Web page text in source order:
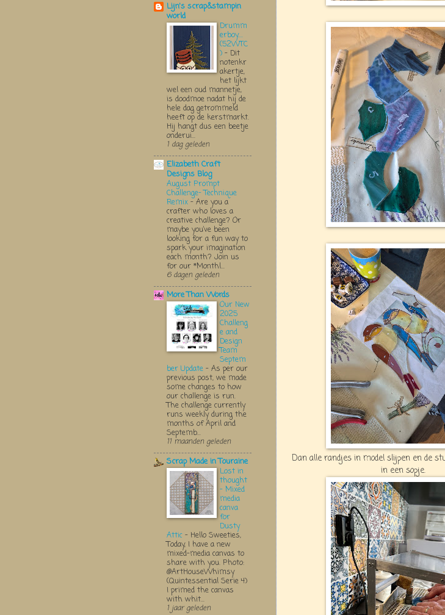
Dan alle randjes in model slijpen en de
in een sopje.
Lijn's scrap&stampin
world
Drumm
erboy....
(52WTC
) - Dit
notenkr
akertje,
het lijkt
wel een oud mannetje,
is doodmoe nadat hij de
hele dag getrommeld
heeft op de kerstmarkt.
Hij hangt dus een beetje
onderui...
1 dag geleden
Elizabeth Craft
Designs Blog
August Prompt
Challenge- Technique
Remix - Are you a
crafter who loves a
creative challenge? Or
maybe you’ve been
looking for a fun way to
spark your imagination
each month? Join us
for our *Monthl...
6 dagen geleden
More Than Words
Our New
2025
Challeng
e and
Design
Team
Septem
ber Update - As per our
previous post, we made
some changes to how
our challenge is run.
The challenge currently
runs weekly during the
months of April and
Septemb...
11 maanden geleden
Scrap Made in Touraine
Lost in
thought
- Mixed
media
canva
for
Dusty
Attic - Hello Sweeties,
Today, I have a new
mixed-media canvas to
share with you. Photo:
@ArtHouseWhimsy
(Quintessential Serie 4)
I primed the canvas
with whit...
1 jaar geleden